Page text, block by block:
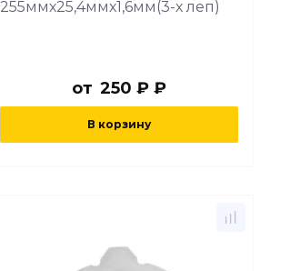
255ммх25,4ммх1,6мм(3-х леп)
от 250 ₽ ₽
В корзину